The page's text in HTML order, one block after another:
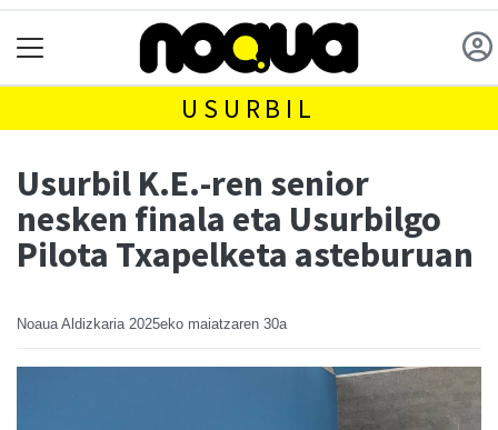
USURBIL
Usurbil K.E.-ren senior
nesken finala eta Usurbilgo
Pilota Txapelketa asteburuan
Noaua Aldizkaria 2025eko maiatzaren 30a